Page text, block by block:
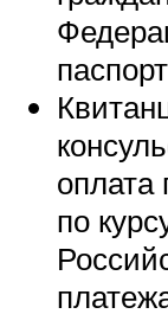
паспорт
оплата
по